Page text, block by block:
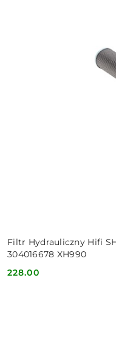
Filtr Hydrauliczny Hifi
304016678 XH990
Cena:
228.00